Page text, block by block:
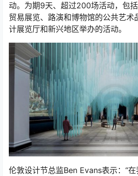
动。为期9天、超过200场活动，包括
贸易展览、路演和博物馆的公共艺术
计展览厅和新兴地区举办的活动。
伦敦设计节总监Ben Evans表示：“